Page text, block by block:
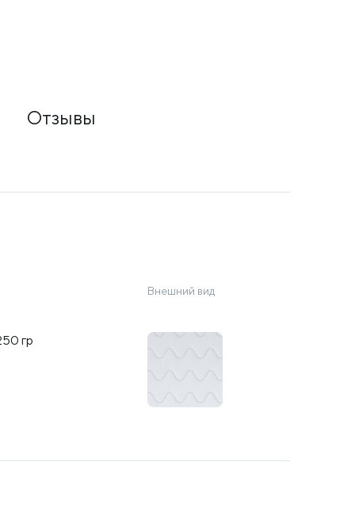
Отзывы
Внешний вид
гр